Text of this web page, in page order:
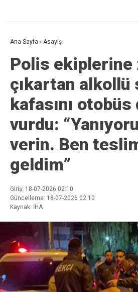
Ana Sayfa › Asayiş
Polis ekiplerine
çıkartan alkollü
kafasını otobüs
vurdu:
verin. Ben
geldim”
Giriş: 18-07-2026 02:10
Güncelleme: 18-07-2026 02:10
Kaynak: İHA